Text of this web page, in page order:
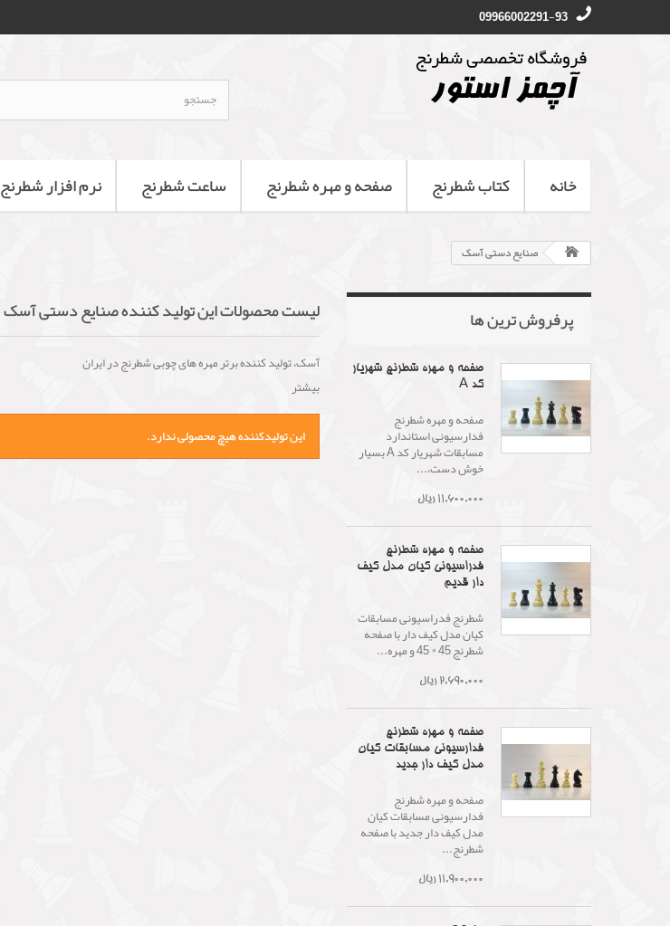
09966002291-93
خانه کتاب شطرنج صفحه و مهره شطرنج ساعت شطرنج نرم افزار شطرنج
صنایع دستی آسک
پرفروش ترین‌ ها
صفحه و مهره شطرنج شهریار
کد A
صفحه و مهره شطرنج
فدارسیونی استاندارد
مسابقات شهریار کد A بسیار
خوش دست،...
11,600,000 ریال
صفحه و مهره شطرنج
فدراسیونی کیان مدل کیف
دار قدیم
شطرنج فدراسیونی مسابقات
کیان مدل کیف دار با صفحه
شطرنج 45 * 45 و مهره...
2,690,000 ریال
صفحه و مهره شطرنج
فدارسیونی مسابقات کیان
مدل کیف دار جدید
صفحه و مهره شطرنج
فدارسیونی مسابقات کیان
مدل کیف دار جدید با صفحه
شطرنج...
11,900,000 ریال
لیست محصولات این تولید کننده صنایع دستی آسک
آسک، تولید کننده برتر مهره های چوبی شطرنج در ایران
بیشتر
این تولیدکننده هیچ محصولی ندارد.